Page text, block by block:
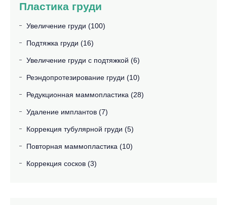
Пластика груди
Увеличение груди (100)
Подтяжка груди (16)
Увеличение груди с подтяжкой (6)
Реэндопротезирование груди (10)
Редукционная маммопластика (28)
Удаление имплантов (7)
Коррекция тубулярной груди (5)
Повторная маммопластика (10)
Коррекция сосков (3)